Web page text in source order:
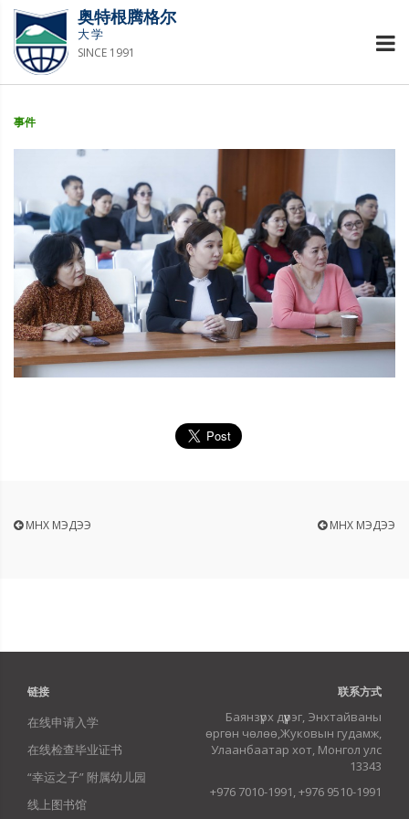
奥特根腾格尔
大学
SINCE 1991
事件
ӨМНӨХ МЭДЭЭ ӨМНӨХ МЭДЭЭ
链接
在线申请入学
在线检查毕业证书
“幸运之子” 附属幼儿园
线上图书馆
联系方式
Баянзүрх дүүрэг, Энхтайваны
өргөн чөлөө,Жуковын гудамж,
Улаанбаатар хот, Монгол улс
13343
+976 7010-1991, +976 9510-1991